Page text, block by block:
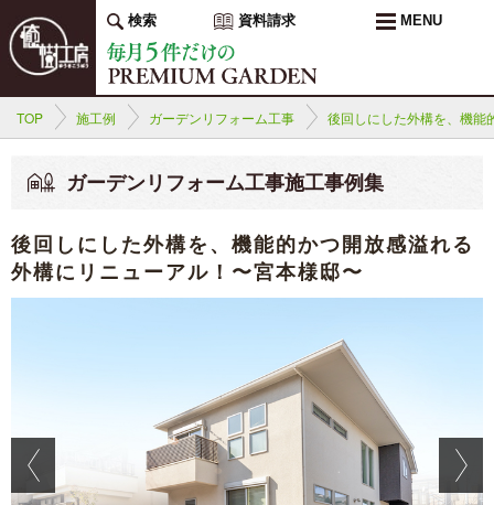
検索 資料請求 MENU
TOP 施工例 ガーデンリフォーム工事 後回しにした外構を、機能
ガーデンリフォーム工事施工事例集
後回しにした外構を、機能的かつ開放感溢れる
外構にリニューアル！〜宮本様邸〜